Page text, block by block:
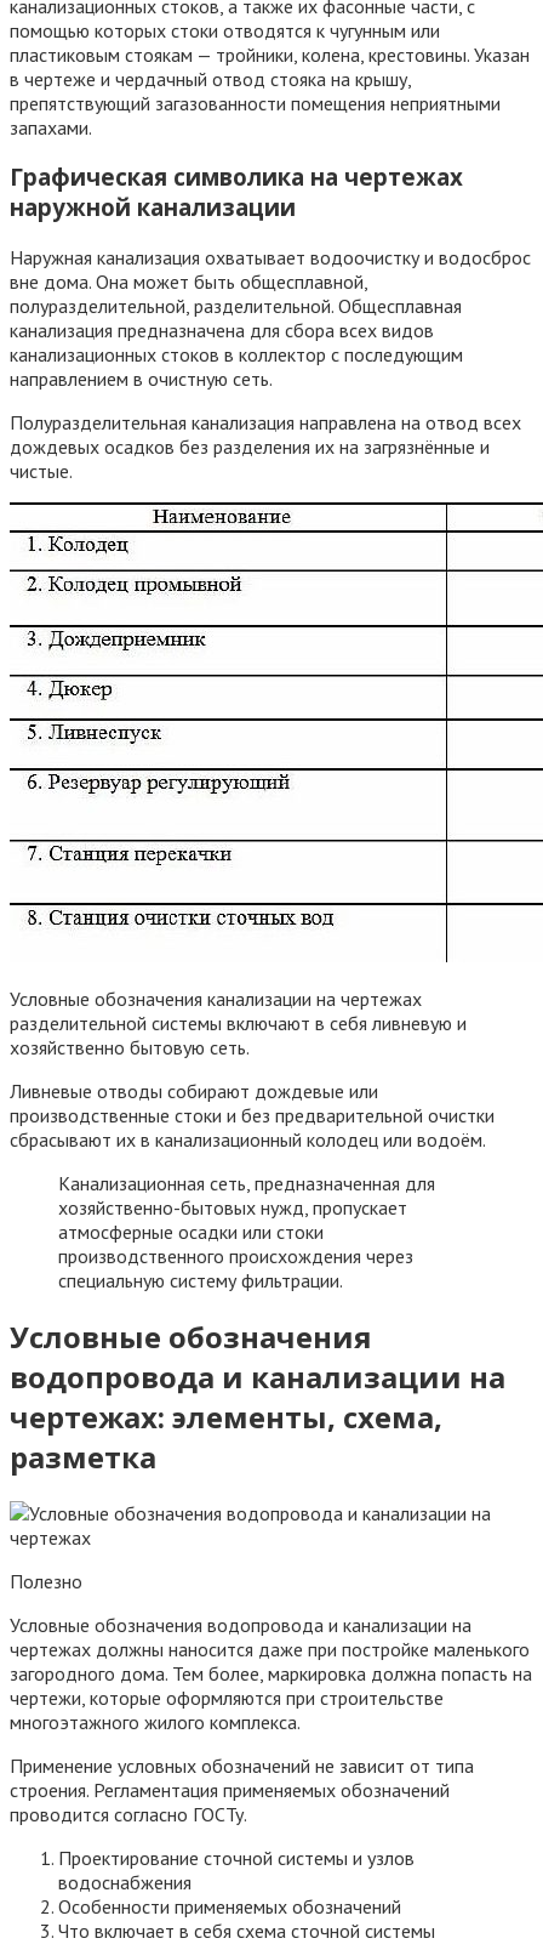
канализационных стоков, а также их фасонные части, с
помощью которых стоки отводятся к чугунным или
пластиковым стоякам — тройники, колена, крестовины. Указан
в чертеже и чердачный отвод стояка на крышу,
препятствующий загазованности помещения неприятными
запахами.
Графическая символика на чертежах
наружной канализации
Наружная канализация охватывает водоочистку и водосброс
вне дома. Она может быть общесплавной,
полуразделительной, разделительной. Общесплавная
канализация предназначена для сбора всех видов
канализационных стоков в коллектор с последующим
направлением в очистную сеть.
Полуразделительная канализация направлена на отвод всех
дождевых осадков без разделения их на загрязнённые и
чистые.
Условные обозначения канализации на чертежах
разделительной системы включают в себя ливневую и
хозяйственно бытовую сеть.
Ливневые отводы собирают дождевые или
производственные стоки и без предварительной очистки
сбрасывают их в канализационный колодец или водоём.
Канализационная сеть, предназначенная для
хозяйственно-бытовых нужд, пропускает
атмосферные осадки или стоки
производственного происхождения через
специальную систему фильтрации.
Условные обозначения
водопровода и канализации на
чертежах: элементы, схема,
разметка
Полезно
Условные обозначения водопровода и канализации на
чертежах должны наносится даже при постройке маленького
загородного дома. Тем более, маркировка должна попасть на
чертежи, которые оформляются при строительстве
многоэтажного жилого комплекса.
Применение условных обозначений не зависит от типа
строения. Регламентация применяемых обозначений
проводится согласно ГОСТу.
Проектирование сточной системы и узлов
водоснабжения
Особенности применяемых обозначений
Что включает в себя схема сточной системы